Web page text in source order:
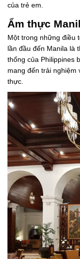
của trẻ em.
Ẩm thực
Một trong những điều
lần đầu đến Manila là
thống của Philippines
mang đến trải nghiệm
thực.